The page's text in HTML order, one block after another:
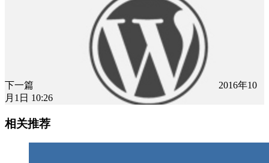
下一篇
2016年10
月1日 10:26
相关推荐